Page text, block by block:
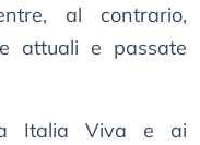
al contrario,
attuali e passate
Italia Viva e ai